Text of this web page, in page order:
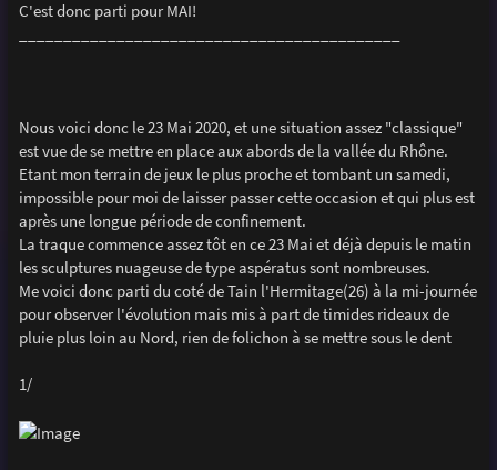
C'est donc parti pour MAI!
Nous voici donc le 23 Mai 2020, et une situation assez "classique"
est vue de se mettre en place aux abords de la vallée du Rhône.
Etant mon terrain de jeux le plus proche et tombant un samedi,
impossible pour moi de laisser passer cette occasion et qui plus est
après une longue période de confinement.
La traque commence assez tôt en ce 23 Mai et déjà depuis le matin
les sculptures nuageuse de type aspératus sont nombreuses.
Me voici donc parti du coté de Tain l'Hermitage(26) à la mi-journée
pour observer l'évolution mais mis à part de timides rideaux de
pluie plus loin au Nord, rien de folichon à se mettre sous le dent
1/